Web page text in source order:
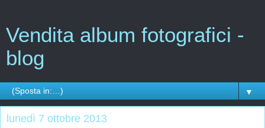
Vendita album fotografici -
blog
▼
lunedì 7 ottobre 2013